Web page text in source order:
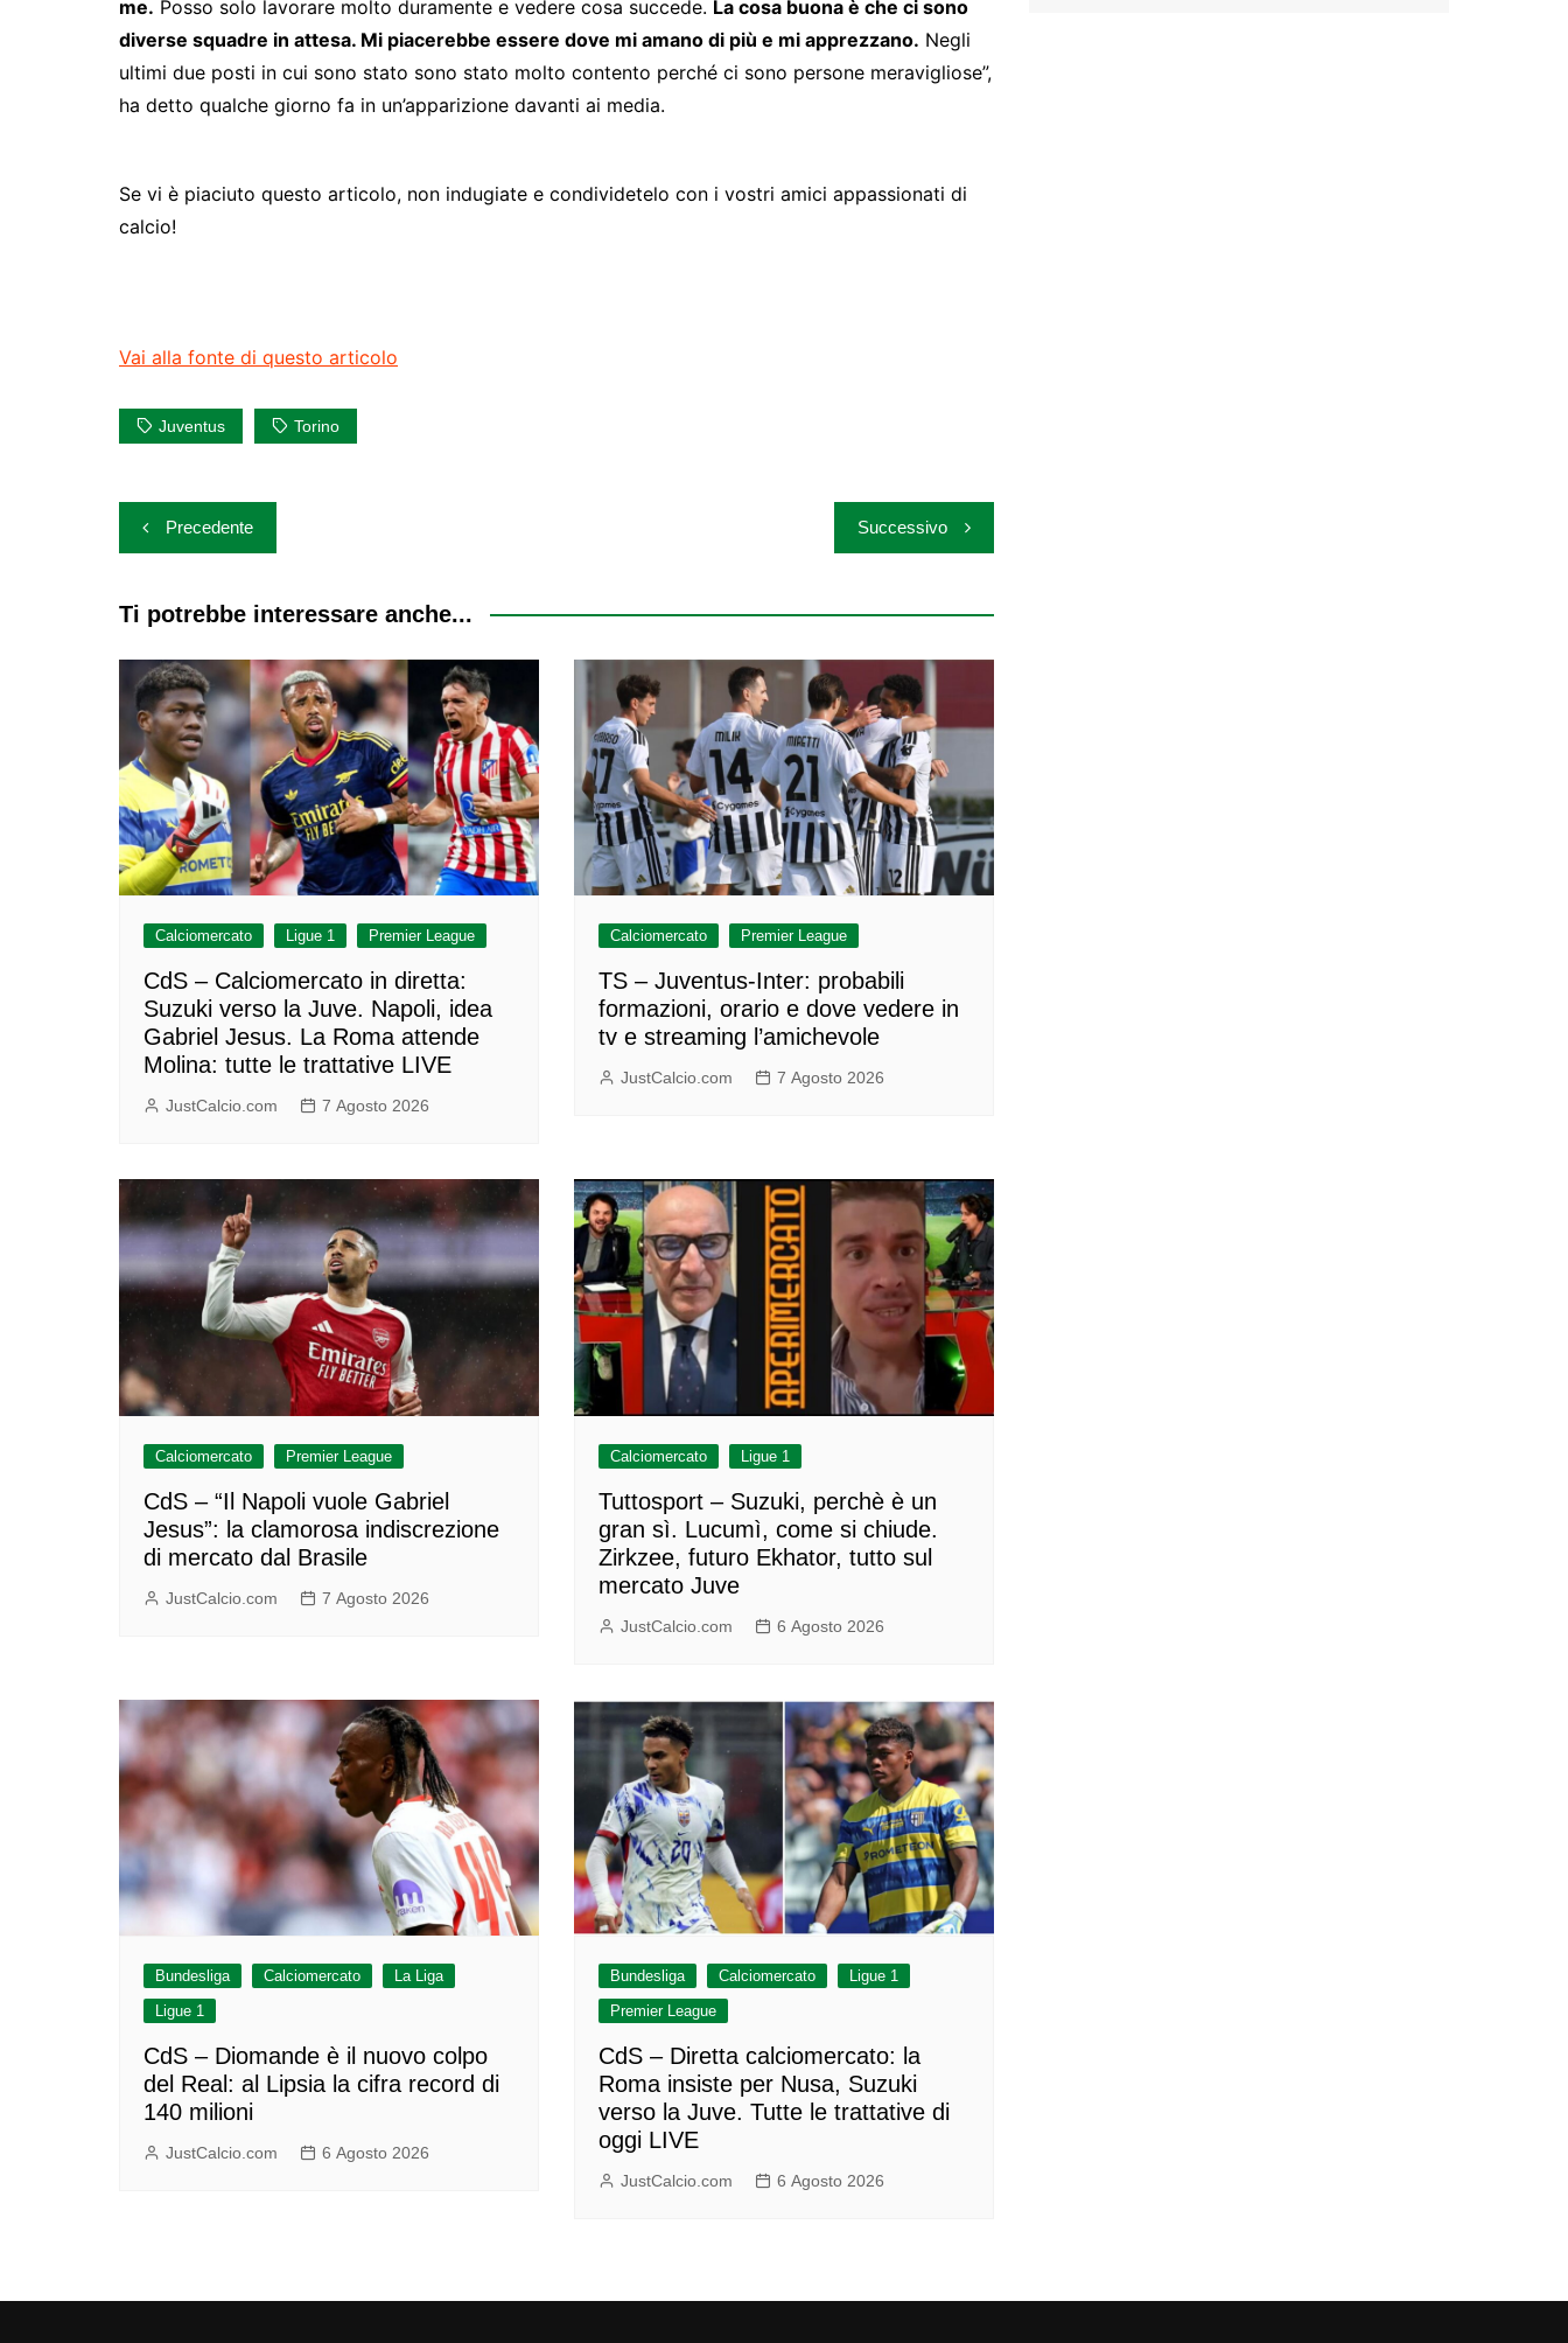
me. Posso solo lavorare molto duramente e vedere cosa succede. La cosa buona è che ci sono
diverse squadre in attesa. Mi piacerebbe essere dove mi amano di più e mi apprezzano. Negli
ultimi due posti in cui sono stato sono stato molto contento perché ci sono persone meravigliose”,
ha detto qualche giorno fa in un’apparizione davanti ai media.
Se vi è piaciuto questo articolo, non indugiate e condividetelo con i vostri amici appassionati di
calcio!
Vai alla fonte di questo articolo
Juventus Torino
Navigazione
articoli
Precedente Successivo
Ti potrebbe interessare anche...
Calciomercato Ligue 1 Premier League
CdS – Calciomercato in diretta:
Suzuki verso la Juve. Napoli, idea
Gabriel Jesus. La Roma attende
Molina: tutte le trattative LIVE
JustCalcio.com 7 Agosto 2026
Calciomercato Premier League
TS – Juventus-Inter: probabili
formazioni, orario e dove vedere in
tv e streaming l’amichevole
JustCalcio.com 7 Agosto 2026
Calciomercato Premier League
CdS – “Il Napoli vuole Gabriel
Jesus”: la clamorosa indiscrezione
di mercato dal Brasile
JustCalcio.com 7 Agosto 2026
Calciomercato Ligue 1
Tuttosport – Suzuki, perchè è un
gran sì. Lucumì, come si chiude.
Zirkzee, futuro Ekhator, tutto sul
mercato Juve
JustCalcio.com 6 Agosto 2026
Bundesliga Calciomercato
La Liga
Ligue 1
CdS – Diomande è il nuovo colpo
del Real: al Lipsia la cifra record di
140 milioni
JustCalcio.com 6 Agosto 2026
Bundesliga Calciomercato
Ligue 1
Premier League
CdS – Diretta calciomercato: la
Roma insiste per Nusa, Suzuki
verso la Juve. Tutte le trattative di
oggi LIVE
JustCalcio.com 6 Agosto 2026